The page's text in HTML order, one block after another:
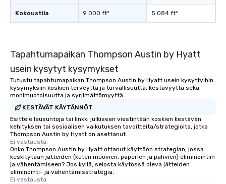
Kokoustila 9 000 ft² 5 084 ft²
Tapahtumapaikan Thompson Austin by Hyatt
usein kysytyt kysymykset
Tutustu tapahtumapaikan Thompson Austin by Hyatt usein kysyttyihin
kysymyksiin koskien terveyttä ja turvallisuutta, kestävyyttä sekä
monimuotoisuutta ja syrjimättömyyttä
KESTÄVÄT KÄYTÄNNÖT
Esittele lausuntoja tai linkki julkiseen viestintään koskien kestävän
kehityksen tai sosiaalisen vaikutuksen tavoitteita/strategioita, jotka
Thompson Austin by Hyatt on asettanut.
Ei vastausta.
Onko Thompson Austin by Hyatt ottanut käyttöön strategian, jossa
keskitytään jätteiden (kuten muovien, paperien ja pahvien) eliminointiin
ja vähentämiseen? Jos kyllä, selosta käytössä oleva jätteiden
eliminointi- ja vähentämisstrategia.
Ei vastausta.